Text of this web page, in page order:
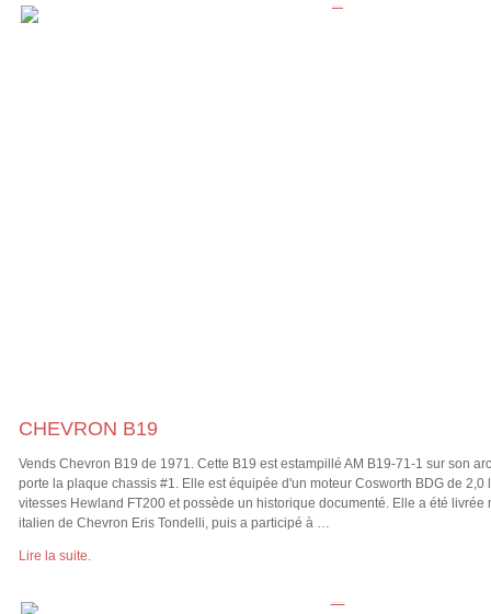
CHEVRON B19
Vends Chevron B19 de 1971. Cette B19 est estampillé AM B19-71-1 sur son
porte la plaque chassis #1. Elle est équipée d'un moteur Cosworth BDG de 2,0
vitesses Hewland FT200 et possède un historique documenté. Elle a été livrée
italien de Chevron Eris Tondelli, puis a participé à …
Lire la suite.